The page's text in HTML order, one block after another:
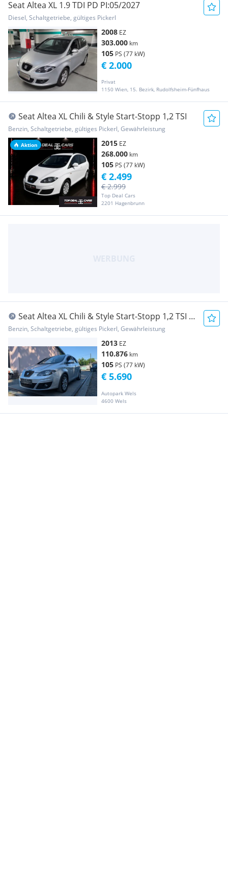
Seat Altea XL 1.9 TDI PD PI:05/2027
Diesel, Schaltgetriebe, gültiges Pickerl
2008 EZ
303.000 km
105 PS (77 kW)
Privat
1150 Wien, 15. Bezirk, Rudolfsheim-Fünfhaus
€ 2.000
Aktion
Seat Altea XL Chili & Style Start-Stopp 1,2 TSI
Benzin, Schaltgetriebe, gültiges Pickerl, Gewährleistung
2015 EZ
268.000 km
105 PS (77 kW)
Top Deal Cars
2201 Hagenbrunn
€ 2.999
€ 2.499
Seat Altea XL Chili & Style Start-Stopp 1,2 TSI in
T...
Benzin, Schaltgetriebe, gültiges Pickerl, Gewährleistung
2013 EZ
110.876 km
105 PS (77 kW)
Autopark Wels
4600 Wels
€ 5.690